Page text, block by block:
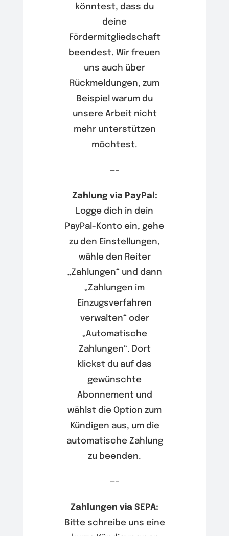
könntest, dass du
deine
Fördermitgliedschaft
beendest. Wir freuen
uns auch über
Rückmeldungen, zum
Beispiel warum du
unsere Arbeit nicht
mehr unterstützen
möchtest.
—-
Zahlung via PayPal:
Logge dich in dein
PayPal-Konto ein, gehe
zu den Einstellungen,
wähle den Reiter
„Zahlungen“ und dann
„Zahlungen im
Einzugsverfahren
verwalten“ oder
„Automatische
Zahlungen“. Dort
klickst du auf das
gewünschte
Abonnement und
wählst die Option zum
Kündigen aus, um die
automatische Zahlung
zu beenden.
—-
Zahlungen via SEPA:
Bitte schreibe uns eine